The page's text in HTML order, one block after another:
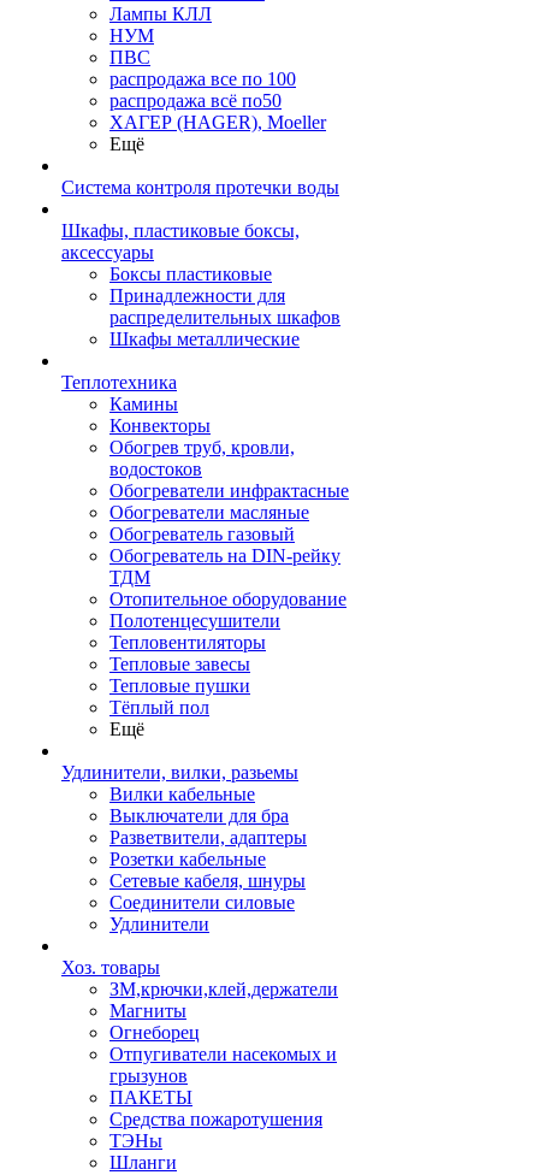
Лампы КЛЛ
НУМ
ПВС
распродажа все по 100
распродажа всё по50
ХАГЕР (HAGER), Moeller
Ещё
Система контроля протечки воды
Шкафы, пластиковые боксы,
аксессуары
Боксы пластиковые
Принадлежности для
распределительных шкафов
Шкафы металлические
Теплотехника
Камины
Конвекторы
Обогрев труб, кровли,
водостоков
Обогреватели инфрактасные
Обогреватели масляные
Обогреватель газовый
Обогреватель на DIN-рейку
ТДМ
Отопительное оборудование
Полотенцесушители
Тепловентиляторы
Тепловые завесы
Тепловые пушки
Тёплый пол
Ещё
Удлинители, вилки, разьемы
Вилки кабельные
Выключатели для бра
Разветвители, адаптеры
Розетки кабельные
Сетевые кабеля, шнуры
Соединители силовые
Удлинители
Хоз. товары
ЗМ,крючки,клей,держатели
Магниты
Огнеборец
Отпугиватели насекомых и
грызунов
ПАКЕТЫ
Средства пожаротушения
ТЭНы
Шланги